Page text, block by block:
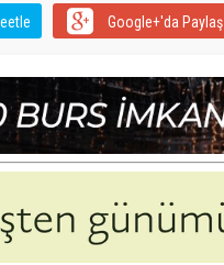
Google+'da Paylaş